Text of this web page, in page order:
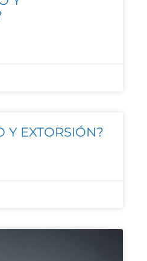
Y EXTORSIÓN?